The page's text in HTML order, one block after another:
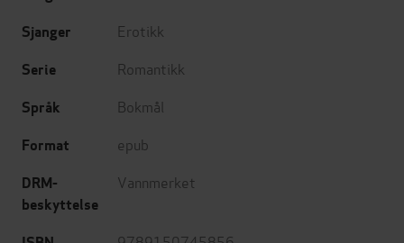
Sjanger Erotikk
Serie Romantikk
Språk Bokmål
Format epub
DRM-
beskyttelse
Vannmerket